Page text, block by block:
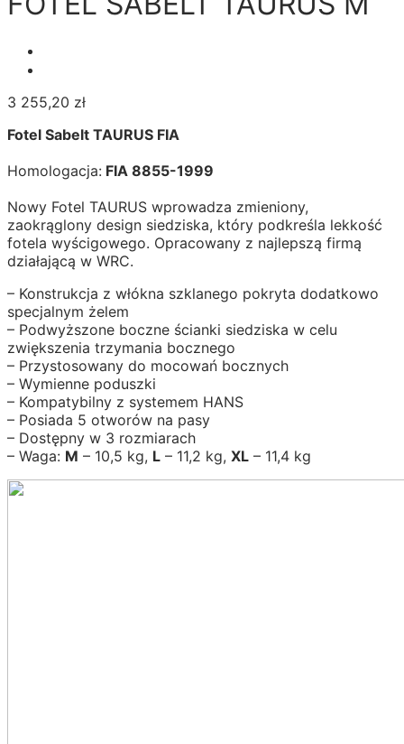
3 255,20 zł
Fotel Sabelt TAURUS FIA
Homologacja: FIA 8855-1999
Nowy Fotel TAURUS wprowadza zmieniony,
zaokrąglony design siedziska, który podkreśla lekkość
fotela wyścigowego. Opracowany z najlepszą firmą
działającą w WRC.
– Konstrukcja z włókna szklanego pokryta dodatkowo
specjalnym żelem
– Podwyższone boczne ścianki siedziska w celu
zwiększenia trzymania bocznego
– Przystosowany do mocowań bocznych
– Wymienne poduszki
– Kompatybilny z systemem HANS
– Posiada 5 otworów na pasy
– Dostępny w 3 rozmiarach
– Waga: M – 10,5 kg, L – 11,2 kg, XL – 11,4 kg